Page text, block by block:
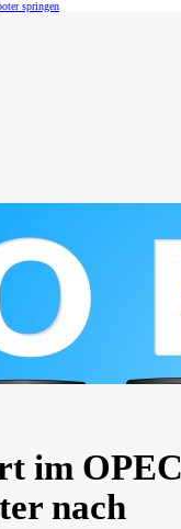
springen
im
nach